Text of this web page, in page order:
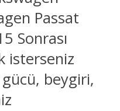
Passat
Sonrası
isterseniz
gücü, beygiri,